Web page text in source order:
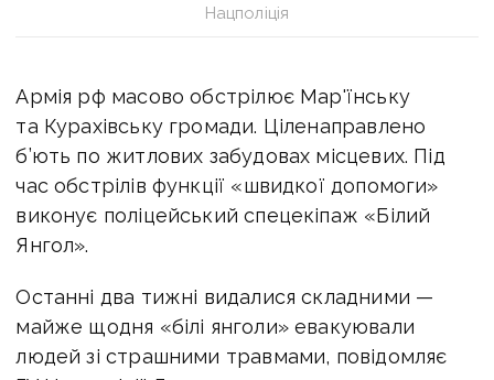
Нацполіція
Армія рф масово обстрілює Мар'їнську
та Курахівську громади. Ціленаправлено
б’ють по житлових забудовах місцевих. Під
час обстрілів функції «швидкої допомоги»
виконує поліцейський спецекіпаж «Білий
Янгол».
Останні два тижні видалися складними —
майже щодня «білі янголи» евакуювали
людей зі страшними травмами, повідомляє